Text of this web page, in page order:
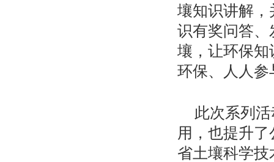
壤知识讲解
识有奖问答
壤，让环保
环保、人人
此次系列
用，也提升
省土壤科学